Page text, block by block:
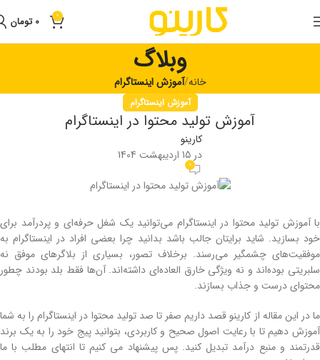
0
0 تومان
وبلاگ
خانه آموزش اینستاگرام
آموزش اینستاگرام
آموزش تولید محتوا در اینستاگرام
کارینو
در 15 اردیبهشت 1404
0
با آموزش تولید محتوا در اینستاگرام می‌توانید یک شغل حرفه‌ای و پردرآمد برای
خود بسازید. شاید برایتان جالب باشد بدانید چرا بعضی افراد در اینستاگرام به
موفقیت‌های چشمگیر می‌رسند. برخلاف تصور، بسیاری از بلاگرهای موفق نه
سلبریتی بوده‌اند و نه ویژگی خارق ‌العاده‌ای داشته‌اند. آن‌ها فقط بلد بودند چطور
محتوای درست و جذاب بسازند.
ما در این مقاله از کارینو قصد داریم صفر تا صد تولید محتوا در اینستاگرام را به شما
آموزش دهیم تا با رعایت اصول صحیح و کاربردی، بتوانید پیج خود را به یک برند
قدرتمند و منبع درآمد تبدیل کنید. پس پیشنهاد می کنیم تا انتهای مطلب با ما